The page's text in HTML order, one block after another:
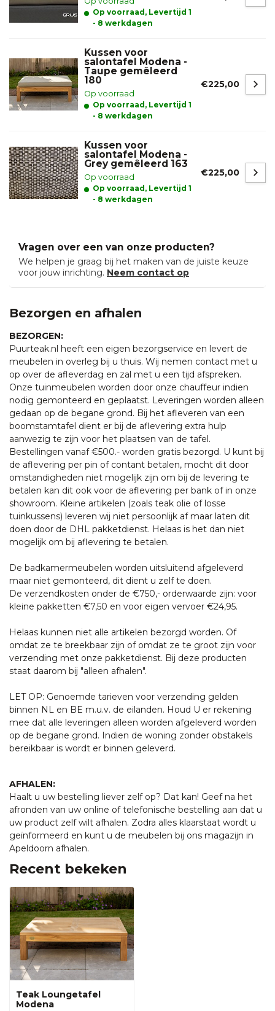
Op voorraad, Levertijd 1
- 8 werkdagen
Kussen voor
salontafel Modena -
Taupe gemêleerd
180
Op voorraad
Op voorraad, Levertijd 1
- 8 werkdagen
€225,00
Kussen voor
salontafel Modena -
Grey gemêleerd 163
Op voorraad
Op voorraad, Levertijd 1
- 8 werkdagen
€225,00
Vragen over een van onze producten?
We helpen je graag bij het maken van de juiste keuze
voor jouw inrichting. Neem contact op
Bezorgen en afhalen
BEZORGEN:
Puurteak.nl heeft een eigen bezorgservice en levert de
meubelen in overleg bij u thuis. Wij nemen contact met u
op over de afleverdag en zal met u een tijd afspreken.
Onze tuinmeubelen worden door onze chauffeur indien
nodig gemonteerd en geplaatst. Leveringen worden alleen
gedaan op de begane grond. Bij het afleveren van een
boomstamtafel dient er bij de aflevering extra hulp
aanwezig te zijn voor het plaatsen van de tafel.
Bestellingen vanaf €500.- worden gratis bezorgd. U kunt bij
de aflevering per pin of contant betalen, mocht dit door
omstandigheden niet mogelijk zijn om bij de levering te
betalen kan dit ook voor de aflevering per bank of in onze
showroom. Kleine artikelen (zoals teak olie of losse
tuinkussens) leveren wij niet persoonlijk af maar laten dit
doen door de DHL pakketdienst. Helaas is het dan niet
mogelijk om bij aflevering te betalen.
De badkamermeubelen worden uitsluitend afgeleverd
maar niet gemonteerd, dit dient u zelf te doen.
De verzendkosten onder de €750,- orderwaarde zijn: voor
kleine pakketten €7,50 en voor eigen vervoer €24,95.
Helaas kunnen niet alle artikelen bezorgd worden. Of
omdat ze te breekbaar zijn of omdat ze te groot zijn voor
verzending met onze pakketdienst. Bij deze producten
staat daarom bij "alleen afhalen".
LET OP: Genoemde tarieven voor verzending gelden
binnen NL en BE m.u.v. de eilanden. Houd U er rekening
mee dat alle leveringen alleen worden afgeleverd worden
op de begane grond. Indien de woning zonder obstakels
bereikbaar is wordt er binnen geleverd.
AFHALEN:
Haalt u uw bestelling liever zelf op? Dat kan! Geef na het
afronden van uw online of telefonische bestelling aan dat u
uw product zelf wilt afhalen. Zodra alles klaarstaat wordt u
geïnformeerd en kunt u de meubelen bij ons magazijn in
Apeldoorn afhalen.
Recent bekeken
Teak Loungetafel
Modena